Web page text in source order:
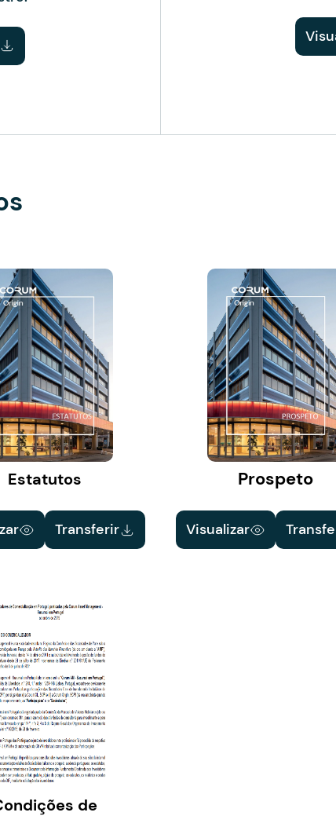
Estatutos
Transferir
de
Prospeto
Visualizar